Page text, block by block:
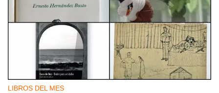
LIBROS DEL MES